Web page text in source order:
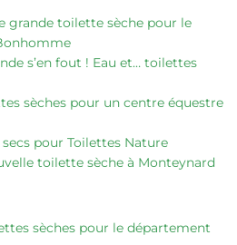
grande toilette sèche pour le
s’en fout ! Eau et… toilettes
sèches pour un centre équestre
pour Toilettes Nature
toilette sèche à Monteynard
sèches pour le département